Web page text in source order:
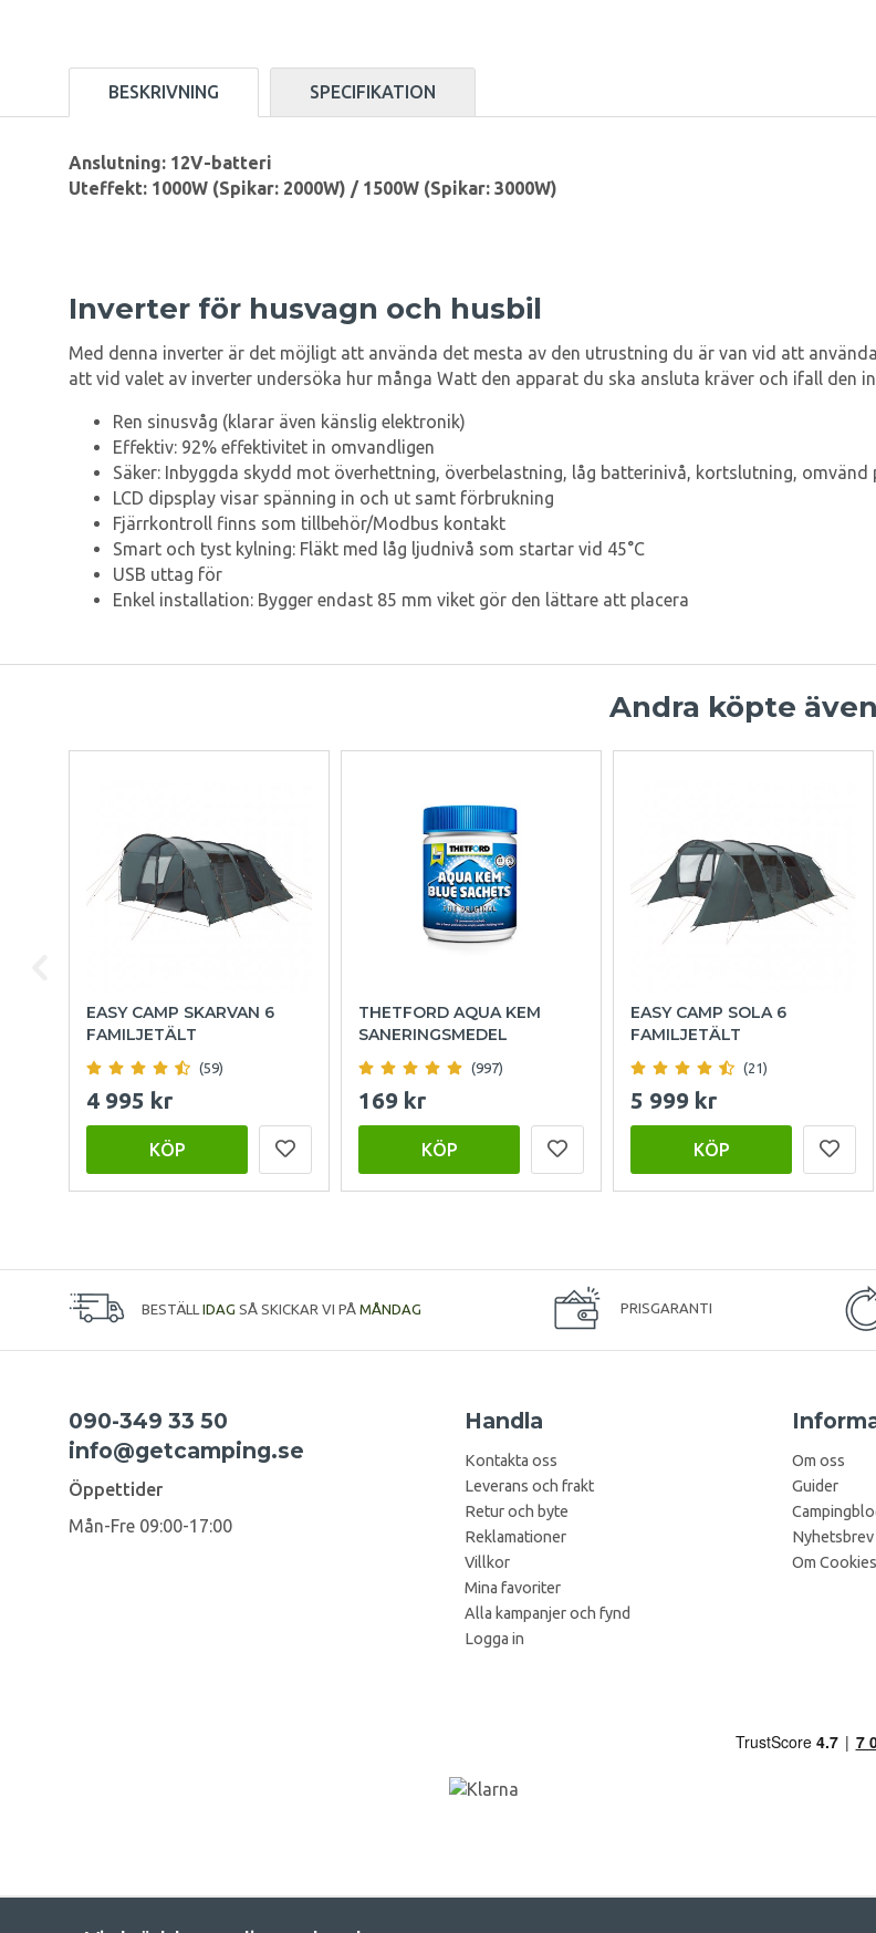
BESKRIVNING SPECIFIKATION
Anslutning: 12V-batteri
Uteffekt: 1000W (Spikar: 2000W) / 1500W (Spikar: 3000W)
Inverter för husvagn och husbil
Med denna inverter är det möjligt att använda det mesta av den utrustning du är van vid att
att vid valet av inverter undersöka hur många Watt den apparat du ska ansluta kräver och ifall den
Ren sinusvåg (klarar även känslig elektronik)
Effektiv: 92% effektivitet in omvandligen
Säker: Inbyggda skydd mot överhettning, överbelastning, låg batterinivå, kortslutning, omvänd
LCD dipsplay visar spänning in och ut samt förbrukning
Fjärrkontroll finns som tillbehör/Modbus kontakt
Smart och tyst kylning: Fläkt med låg ljudnivå som startar vid 45°C
USB uttag för
Enkel installation: Bygger endast 85 mm viket gör den lättare att placera
Andra köpte även
EASY CAMP SKARVAN 6
FAMILJETÄLT
(59)
4 995 kr
KÖP
THETFORD AQUA KEM
SANERINGSMEDEL
(997)
169 kr
KÖP
EASY CAMP SOLA 6
FAMILJETÄLT
(21)
5 999 kr
KÖP
BESTÄLL IDAG SÅ SKICKAR VI PÅ MÅNDAG PRISGARANTI
090-349 33 50
info@getcamping.se
Öppettider
Mån-Fre 09:00-17:00
Handla
Kontakta oss
Leverans och frakt
Retur och byte
Reklamationer
Villkor
Mina favoriter
Alla kampanjer och fynd
Logga in
Om oss
Guider
Nyhetsbrev
Om Cookies